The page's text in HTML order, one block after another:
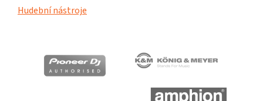
Hudební nástroje